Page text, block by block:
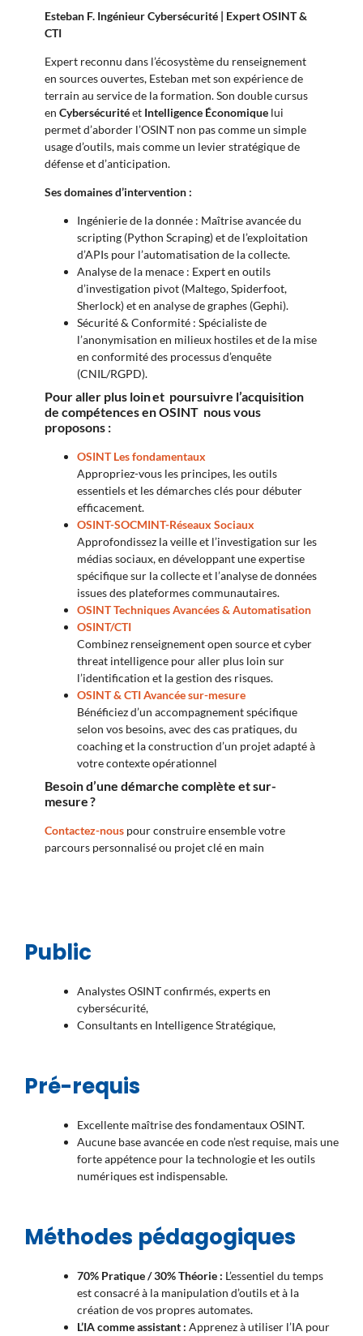
Esteban F. Ingénieur Cybersécurité | Expert OSINT &
CTI
Expert reconnu dans l’écosystème du renseignement
en sources ouvertes, Esteban met son expérience de
terrain au service de la formation. Son double cursus
en Cybersécuritéet Intelligence Économique lui
permet d’aborder l’OSINT non pas comme un simple
usage d’outils, mais comme un levier stratégique de
défense et d’anticipation.
Ses domaines d’intervention :
Ingénierie de la donnée : Maîtrise avancée du
scripting (Python Scraping) et de l’exploitation
d’APIs pour l’automatisation de la collecte.
Analyse de la menace : Expert en outils
d’investigation pivot (Maltego, Spiderfoot,
Sherlock) et en analyse de graphes (Gephi).
Sécurité & Conformité : Spécialiste de
l’anonymisation en milieux hostiles et de la mise
en conformité des processus d’enquête
(CNIL/RGPD).
Pour aller plus loin et poursuivre l’acquisition
de compétences en OSINT nous vous
proposons :
OSINT Les fondamentaux
Appropriez-vous les principes, les outils
essentiels et les démarches clés pour débuter
efficacement.
OSINT-SOCMINT-Réseaux Sociaux
Approfondissez la veille et l’investigation sur les
médias sociaux, en développant une expertise
spécifique sur la collecte et l’analyse de données
issues des plateformes communautaires.
OSINT Techniques Avancées & Automatisation
OSINT/CTI
Combinez renseignement open source et cyber
threat intelligence pour aller plus loin sur
l’identification et la gestion des risques.
OSINT & CTI Avancée sur-mesure
Bénéficiez d’un accompagnement spécifique
selon vos besoins, avec des cas pratiques, du
coaching et la construction d’un projet adapté à
votre contexte opérationnel
Besoin d’une démarche complète et sur-
mesure?
Contactez-nous pour construire ensemble votre
parcours personnalisé ou projet clé en main
Public
Analystes OSINT confirmés, experts en
cybersécurité,
Consultants en Intelligence Stratégique,
Pré-requis
Excellente maîtrise des fondamentaux OSINT.
Aucune base avancée en code n’est requise, mais une
forte appétence pour la technologie et les outils
numériques est indispensable.
Méthodes pédagogiques
70% Pratique / 30% Théorie : L’essentiel du temps
est consacré à la manipulation d’outils et à la
création de vos propres automates.
L’IA comme assistant : Apprenez à utiliser l’IA pour